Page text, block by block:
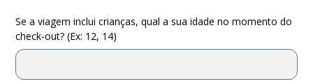
Se a viagem inclui crianças, qual a sua idade no momento do
check-out? (Ex: 12, 14)